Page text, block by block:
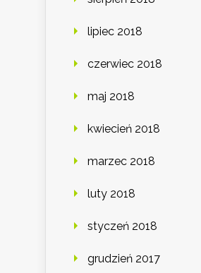
lipiec 2018
czerwiec 2018
maj 2018
kwiecień 2018
marzec 2018
luty 2018
styczeń 2018
grudzień 2017